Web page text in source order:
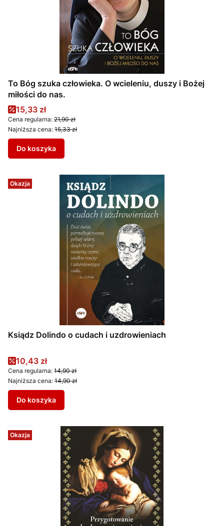
To Bóg szuka człowieka. O wcieleniu, duszy i Bożej
miłości do nas.
Cena promocyjna
15,33 zł
Cena regularna: 21,90 zł
Najniższa cena: 15,33 zł
Do koszyka
Okazja
Ksiądz Dolindo o cudach i uzdrowieniach
Cena promocyjna
10,43 zł
Cena regularna: 14,90 zł
Najniższa cena: 14,90 zł
Do koszyka
Okazja